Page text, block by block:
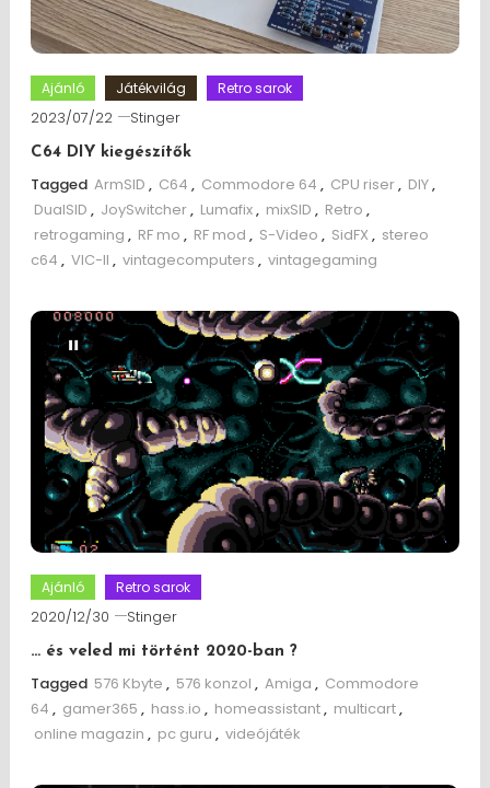
Ajánló Játékvilág Retro sarok
2023/07/22 Stinger
C64 DIY kiegészítők
Tagged ArmSID , C64 , Commodore 64 , CPU riser, DIY,
DualSID , JoySwitcher, Lumafix, mixSID , Retro ,
retrogaming , RF mo , RF mod , S-Video , SidFX , stereo
c64 , VIC-II , vintagecomputers , vintagegaming
Ajánló Retro sarok
2020/12/30 Stinger
… és veled mi történt 2020-ban ?
Tagged 576 Kbyte , 576 konzol , Amiga , Commodore
64 , gamer365 , hass.io , homeassistant, multicart,
online magazin , pc guru , videójáték